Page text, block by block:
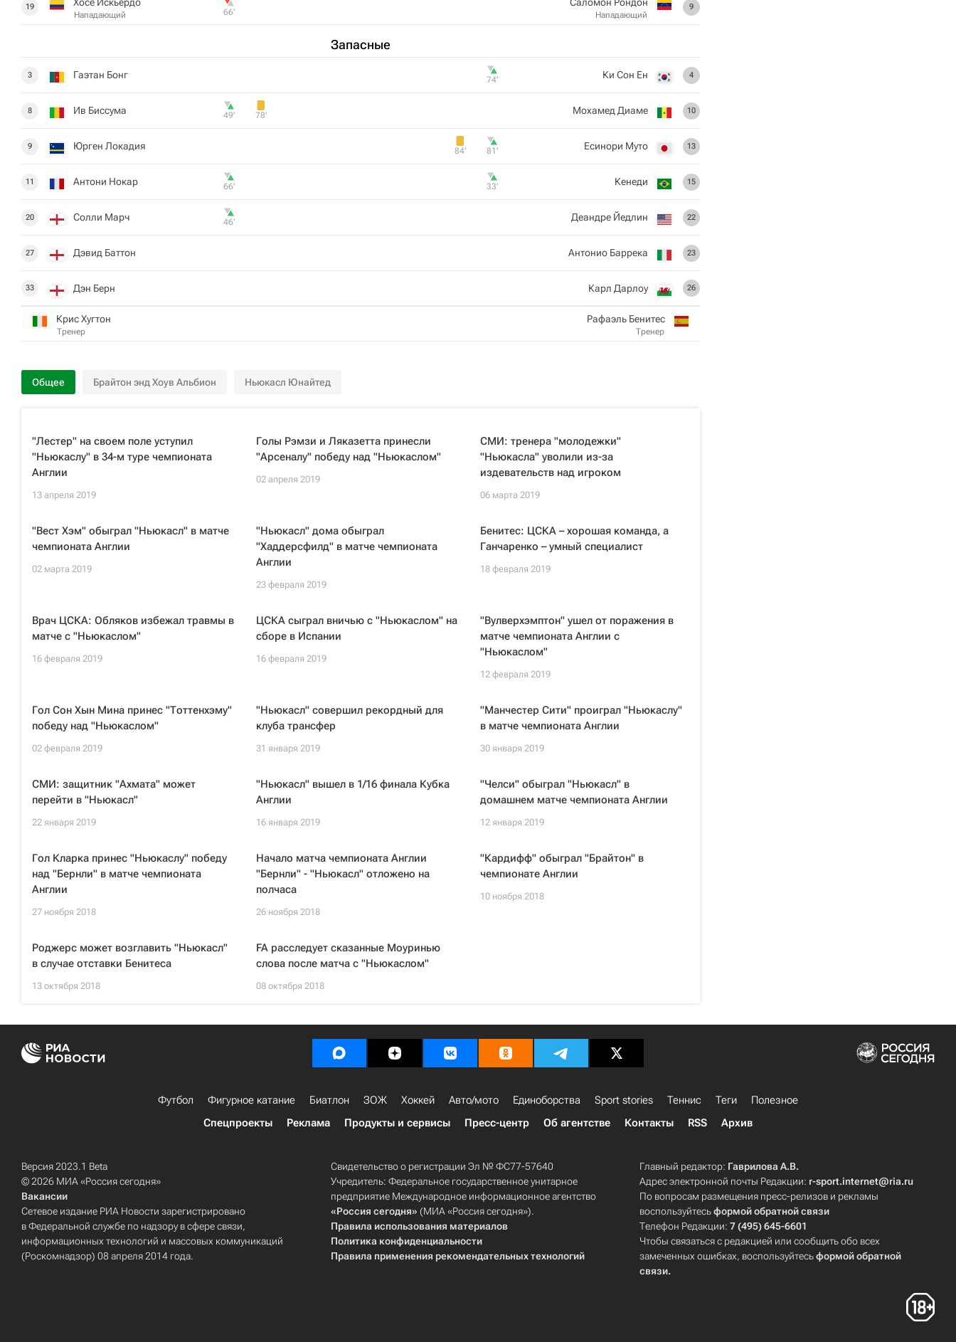
19
Нападающий 66‎’‎
Запасные
3 Гаэтан Бонг
8 Ив Биссума 49‎’‎ 78‎’‎
9 Юрген Локадия
11 Антони Нокар 66‎’‎
20 Солли Марч 46‎’‎
27 Дэвид Баттон
33 Дэн Берн
Крис Хугтон
Тренер
9
Нападающий
4
Ки Сон Ен
74‎’‎
10
Мохамед Диаме
13
Есинори Муто
81‎’‎
84‎’‎
15
Кенеди
33‎’‎
22
Деандре Йедлин
23
Антонио Баррека
26
Карл Дарлоу
Рафаэль Бенитес
Тренер
Общее Брайтон энд Хоув Альбион Ньюкасл Юнайтед
"Лестер" на своем поле уступил
"Ньюкаслу" в 34-м туре чемпионата
Англии
13 апреля 2019
Голы Рэмзи и Ляказетта принесли
"Арсеналу" победу над "Ньюкаслом"
02 апреля 2019
СМИ: тренера "молодежки"
"Ньюкасла" уволили из-за
издевательств над игроком
06 марта 2019
"Вест Хэм" обыграл "Ньюкасл" в матче
чемпионата Англии
02 марта 2019
"Ньюкасл" дома обыграл
"Хаддерсфилд" в матче чемпионата
Англии
23 февраля 2019
Бенитес: ЦСКА – хорошая команда, а
Ганчаренко – умный специалист
18 февраля 2019
Врач ЦСКА: Обляков избежал травмы в
матче с "Ньюкаслом"
16 февраля 2019
ЦСКА сыграл вничью с "Ньюкаслом" на
сборе в Испании
16 февраля 2019
"Вулверхэмптон" ушел от поражения в
матче чемпионата Англии с
"Ньюкаслом"
12 февраля 2019
Гол Сон Хын Мина принес "Тоттенхэму"
победу над "Ньюкаслом"
02 февраля 2019
"Ньюкасл" совершил рекордный для
клуба трансфер
31 января 2019
"Манчестер Сити" проиграл "Ньюкаслу"
в матче чемпионата Англии
30 января 2019
СМИ: защитник "Ахмата" может
перейти в "Ньюкасл"
22 января 2019
"Ньюкасл" вышел в 1/16 финала Кубка
Англии
16 января 2019
"Челси" обыграл "Ньюкасл" в
домашнем матче чемпионата Англии
12 января 2019
Гол Кларка принес "Ньюкаслу" победу
над "Бернли" в матче чемпионата
Англии
27 ноября 2018
Начало матча чемпионата Англии
"Бернли" - "Ньюкасл" отложено на
полчаса
26 ноября 2018
"Кардифф" обыграл "Брайтон" в
чемпионате Англии
10 ноября 2018
Роджерс может возглавить "Ньюкасл"
в случае отставки Бенитеса
13 октября 2018
FA расследует сказанные Моуринью
слова после матча с "Ньюкаслом"
08 октября 2018
Футбол Фигурное катание Биатлон ЗОЖ Хоккей Авто/мото Единоборства Sport stories Теннис Теги
Полезное
Спецпроекты
Реклама Продукты и сервисы Пресс-центр Об агентстве Контакты RSS Архив
Версия 2023.1 Beta
© 2026 МИА «Россия сегодня»
Вакансии
Сетевое издание РИА Новости зарегистрировано
в Федеральной службе по надзору в сфере связи,
информационных технологий и массовых коммуникаций
(Роскомнадзор) 08 апреля 2014 года.
Свидетельство о регистрации Эл № ФС77-57640
Учредитель: Федеральное государственное унитарное
предприятие Международное информационное агентство
«Россия сегодня» (МИА «Россия сегодня»).
Правила использования материалов
Политика конфиденциальности
Правила применения рекомендательных технологий
Главный редактор: Гаврилова А.В.
Адрес электронной почты Редакции: r-sport.internet@ria.ru
По вопросам размещения пресс-релизов и рекламы
воспользуйтесьформой обратной связи
Телефон Редакции:7 (495) 645-6601
Чтобы связаться с редакцией или сообщить обо всех
замеченных ошибках, воспользуйтесьформой обратной
связи.